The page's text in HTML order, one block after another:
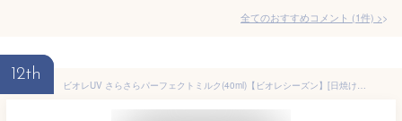
全てのおすすめコメント (1件) >
12th
ビオレUV さらさらパーフェクトミルク(40ml)【ビオレシーズン】[日焼け止め]